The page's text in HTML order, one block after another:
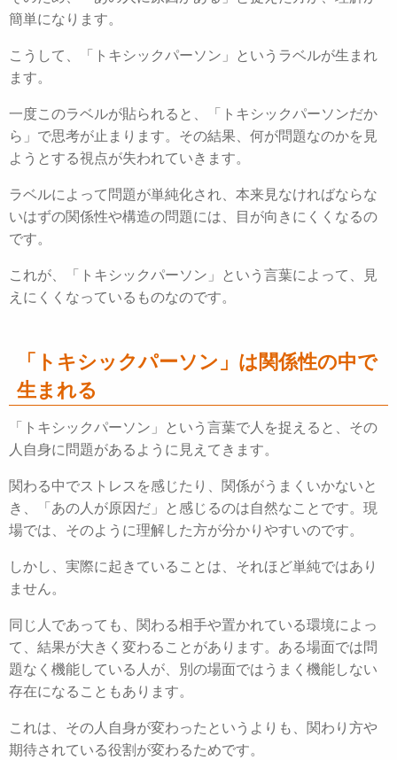
簡単になります。
こうして、「トキシックパーソン」というラベルが生まれ
ます。
一度このラベルが貼られると、「トキシックパーソンだか
ら」で思考が止まります。 その結果、何が問題なのかを見
ようとする視点が失われていきます。
ラベルによって問題が単純化され、本来見なければならな
いはずの関係性や構造の問題には、目が向きにくくなるの
です。
これが、「トキシックパーソン」という言葉によって、見
えにくくなっているものなのです。
「トキシックパーソン」は関係性の中で
生まれる
「トキシックパーソン」という言葉で人を捉えると、その
人自身に問題があるように見えてきます。
関わる中でストレスを感じたり、関係がうまくいかないと
き、「あの人が原因だ」と感じるのは自然なことです。 現
場では、そのように理解した方が分かりやすいのです。
しかし、実際に起きていることは、それほど単純ではあり
ません。
同じ人であっても、関わる相手や置かれている環境によっ
て、結果が大きく変わることがあります。ある場面では問
題なく機能している人が、別の場面ではうまく機能しない
存在になることもあります。
これは、その人自身が変わったというよりも、関わり方や
期待されている役割が変わるためです。